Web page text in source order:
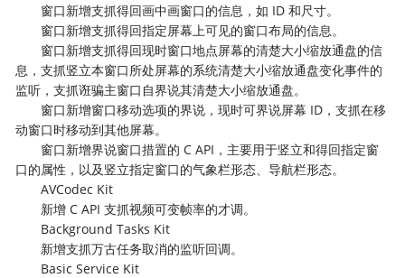
窗口新增支抓得回画中画窗口的信息，如 ID 和尺寸。
窗口新增支抓得回指定屏幕上可见的窗口布局的信息。
窗口新增支抓得回现时窗口地点屏幕的清楚大小缩放通盘的信
息，支抓竖立本窗口所处屏幕的系统清楚大小缩放通盘变化事件的
监听，支抓诳骗主窗口自界说其清楚大小缩放通盘。
窗口新增窗口移动选项的界说，现时可界说屏幕 ID，支抓在移
动窗口时移动到其他屏幕。
窗口新增界说窗口措置的 C API，主要用于竖立和得回指定窗
口的属性，以及竖立指定窗口的气象栏形态、导航栏形态。
AVCodec Kit
新增 C API 支抓视频可变帧率的才调。
Background Tasks Kit
新增支抓万古任务取消的监听回调。
Basic Service Kit